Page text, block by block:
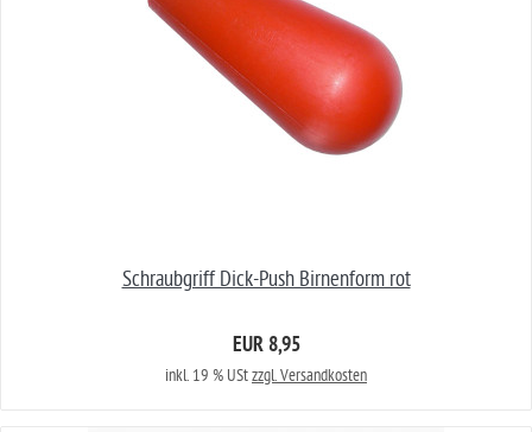
Schraubgriff Dick-Push Birnenform rot
EUR 8,95
inkl. 19 % UStzzgl. Versandkosten